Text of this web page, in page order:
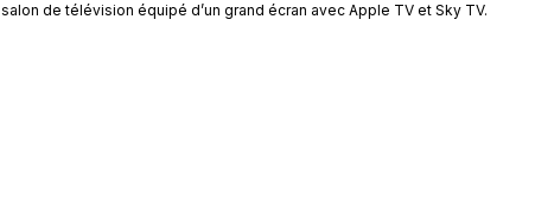
salon de télévision équipé d’un grand écran avec Apple TV et Sky TV.